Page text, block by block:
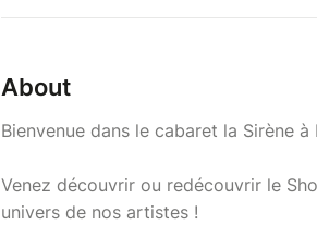
About
Bienvenue dans le cabaret la Sirène à
Venez découvrir ou redécouvrir le
univers de nos artistes !